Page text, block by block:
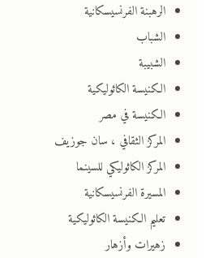
الرهبنة الفرنسيسكانية
الشباب
الشبيبة
الكنيسة الكاثوليكية
الكنيسة في مصر
المركز الثقافي ، سان جوزيف
المركز الكاثوليكي للسينما
المسيرة الفرنسيسكانية
تعليم الكنيسة الكاثوليكية
زهيرات وأزهار